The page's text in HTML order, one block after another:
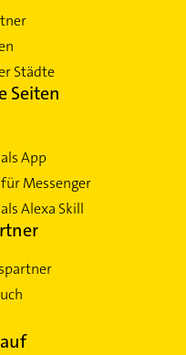
Städte
Seiten
App
Messenger
Alexa Skill